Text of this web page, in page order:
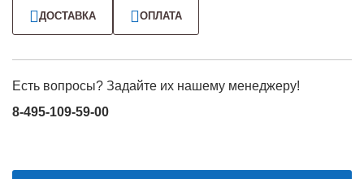
ДОСТАВКА ОПЛАТА
Есть вопросы? Задайте их нашему менеджеру!
8-495-109-59-00